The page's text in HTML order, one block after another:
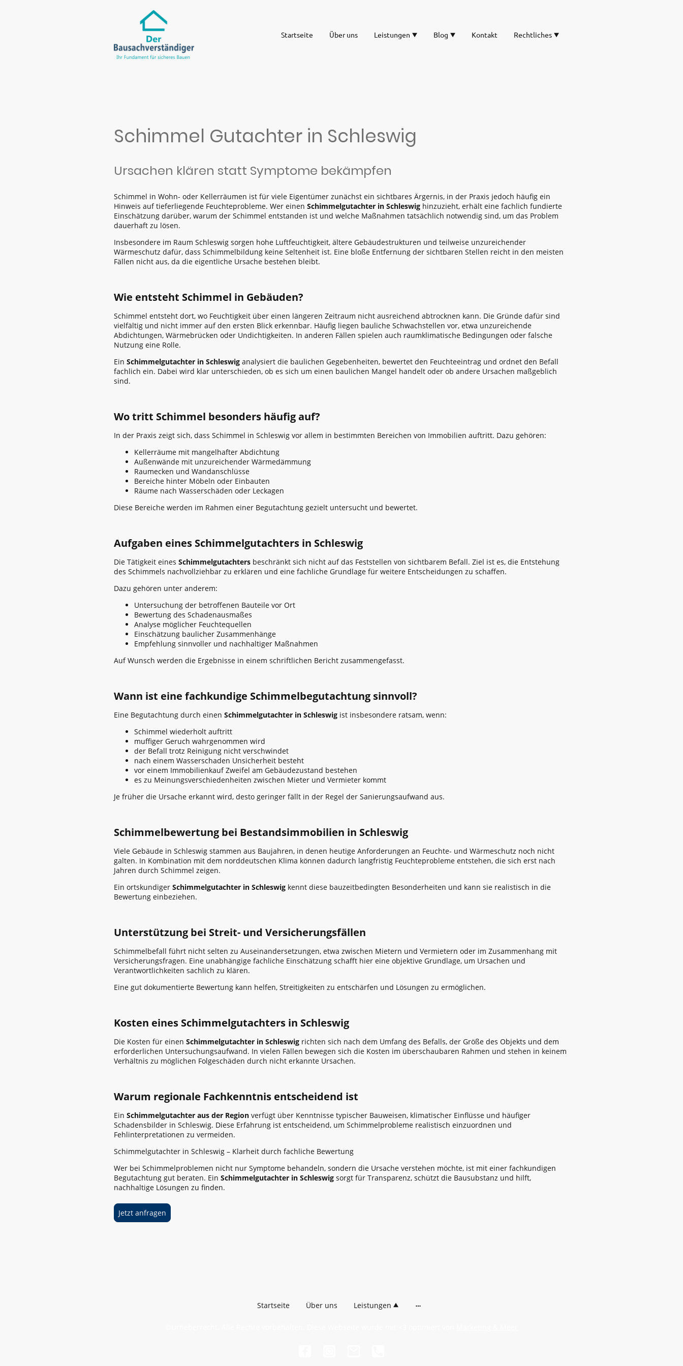
Startseite Über uns Leistungen Blog Kontakt Rechtliches
Schimmel Gutachter in Schleswig
Ursachen klären statt Symptome bekämpfen
Schimmel in Wohn- oder Kellerräumen ist für viele Eigentümer zunächst ein sichtbares Ärgernis, in der Praxis jedoch häufig ein
Hinweis auf tieferliegende Feuchteprobleme. Wer einen Schimmelgutachter in Schleswig hinzuzieht, erhält eine fachlich fundierte
Einschätzung darüber, warum der Schimmel entstanden ist und welche Maßnahmen tatsächlich notwendig sind, um das Problem
dauerhaft zu lösen.
Insbesondere im Raum Schleswig sorgen hohe Luftfeuchtigkeit, ältere Gebäudestrukturen und teilweise unzureichender
Wärmeschutz dafür, dass Schimmelbildung keine Seltenheit ist. Eine bloße Entfernung der sichtbaren Stellen reicht in den meisten
Fällen nicht aus, da die eigentliche Ursache bestehen bleibt.
Wie entsteht Schimmel in Gebäuden?
Schimmel entsteht dort, wo Feuchtigkeit über einen längeren Zeitraum nicht ausreichend abtrocknen kann. Die Gründe dafür sind
vielfältig und nicht immer auf den ersten Blick erkennbar. Häufig liegen bauliche Schwachstellen vor, etwa unzureichende
Abdichtungen, Wärmebrücken oder Undichtigkeiten. In anderen Fällen spielen auch raumklimatische Bedingungen oder falsche
Nutzung eine Rolle.
Ein Schimmelgutachter in Schleswig analysiert die baulichen Gegebenheiten, bewertet den Feuchteeintrag und ordnet den Befall
fachlich ein. Dabei wird klar unterschieden, ob es sich um einen baulichen Mangel handelt oder ob andere Ursachen maßgeblich
sind.
Wo tritt Schimmel besonders häufig auf?
In der Praxis zeigt sich, dass Schimmel in Schleswig vor allem in bestimmten Bereichen von Immobilien auftritt. Dazu gehören:
Kellerräume mit mangelhafter Abdichtung
Außenwände mit unzureichender Wärmedämmung
Raumecken und Wandanschlüsse
Bereiche hinter Möbeln oder Einbauten
Räume nach Wasserschäden oder Leckagen
Diese Bereiche werden im Rahmen einer Begutachtung gezielt untersucht und bewertet.
Aufgaben eines Schimmelgutachters in Schleswig
Die Tätigkeit eines Schimmelgutachters beschränkt sich nicht auf das Feststellen von sichtbarem Befall. Ziel ist es, die Entstehung
des Schimmels nachvollziehbar zu erklären und eine fachliche Grundlage für weitere Entscheidungen zu schaffen.
Dazu gehören unter anderem:
Untersuchung der betroffenen Bauteile vor Ort
Bewertung des Schadenausmaßes
Analyse möglicher Feuchtequellen
Einschätzung baulicher Zusammenhänge
Empfehlung sinnvoller und nachhaltiger Maßnahmen
Auf Wunsch werden die Ergebnisse in einem schriftlichen Bericht zusammengefasst.
Wann ist eine fachkundige Schimmelbegutachtung sinnvoll?
Eine Begutachtung durch einen Schimmelgutachter in Schleswig ist insbesondere ratsam, wenn:
Schimmel wiederholt auftritt
muffiger Geruch wahrgenommen wird
der Befall trotz Reinigung nicht verschwindet
nach einem Wasserschaden Unsicherheit besteht
vor einem Immobilienkauf Zweifel am Gebäudezustand bestehen
es zu Meinungsverschiedenheiten zwischen Mieter und Vermieter kommt
Je früher die Ursache erkannt wird, desto geringer fällt in der Regel der Sanierungsaufwand aus.
Schimmelbewertung bei Bestandsimmobilien in Schleswig
Viele Gebäude in Schleswig stammen aus Baujahren, in denen heutige Anforderungen an Feuchte- und Wärmeschutz noch nicht
galten. In Kombination mit dem norddeutschen Klima können dadurch langfristig Feuchteprobleme entstehen, die sich erst nach
Jahren durch Schimmel zeigen.
Ein ortskundiger Schimmelgutachter in Schleswig kennt diese bauzeitbedingten Besonderheiten und kann sie realistisch in die
Bewertung einbeziehen.
Unterstützung bei Streit- und Versicherungsfällen
Schimmelbefall führt nicht selten zu Auseinandersetzungen, etwa zwischen Mietern und Vermietern oder im Zusammenhang mit
Versicherungsfragen. Eine unabhängige fachliche Einschätzung schafft hier eine objektive Grundlage, um Ursachen und
Verantwortlichkeiten sachlich zu klären.
Eine gut dokumentierte Bewertung kann helfen, Streitigkeiten zu entschärfen und Lösungen zu ermöglichen.
Kosten eines Schimmelgutachters in Schleswig
Die Kosten für einen Schimmelgutachter in Schleswig richten sich nach dem Umfang des Befalls, der Größe des Objekts und dem
erforderlichen Untersuchungsaufwand. In vielen Fällen bewegen sich die Kosten im überschaubaren Rahmen und stehen in keinem
Verhältnis zu möglichen Folgeschäden durch nicht erkannte Ursachen.
Warum regionale Fachkenntnis entscheidend ist
Ein Schimmelgutachter aus der Region verfügt über Kenntnisse typischer Bauweisen, klimatischer Einflüsse und häufiger
Schadensbilder in Schleswig. Diese Erfahrung ist entscheidend, um Schimmelprobleme realistisch einzuordnen und
Fehlinterpretationen zu vermeiden.
Schimmelgutachter in Schleswig – Klarheit durch fachliche Bewertung
Wer bei Schimmelproblemen nicht nur Symptome behandeln, sondern die Ursache verstehen möchte, ist mit einer fachkundigen
Begutachtung gut beraten. Ein Schimmelgutachter in Schleswig sorgt für Transparenz, schützt die Bausubstanz und hilft,
nachhaltige Lösungen zu finden.
Jetzt anfragen
Startseite Über uns Leistungen